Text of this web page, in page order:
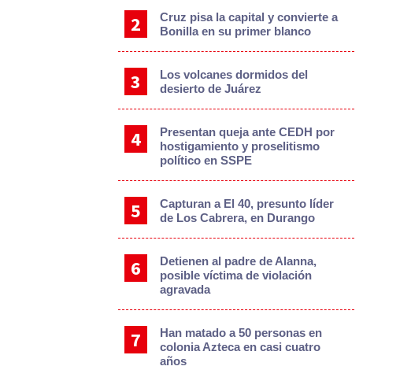
Cruz pisa la capital y convierte a
Bonilla en su primer blanco
Los volcanes dormidos del
desierto de Juárez
Presentan queja ante CEDH por
hostigamiento y proselitismo
político en SSPE
Capturan a El 40, presunto líder
de Los Cabrera, en Durango
Detienen al padre de Alanna,
posible víctima de violación
agravada
Han matado a 50 personas en
colonia Azteca en casi cuatro
años